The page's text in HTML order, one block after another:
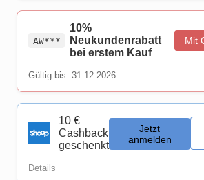
AW***
10%
Neukundenrabatt
bei erstem Kauf
Mit
Gültig bis: 31.12.2026
10 €
Cashback
geschenkt
Jetzt
anmelden
Details